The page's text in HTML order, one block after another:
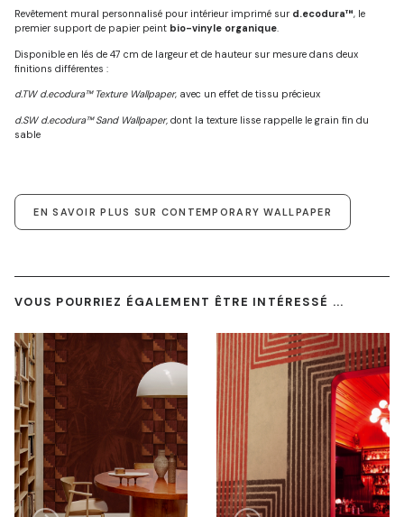
Revêtement mural personnalisé pour intérieur imprimé sur d.ecodura™, le
premier support de papier peint bio-vinyle organique.
Disponible en lés de 47 cm de largeur et de hauteur sur mesure dans deux
finitions différentes :
d.TW d.ecodura™ Texture Wallpaper, avec un effet de tissu précieux
d.SW d.ecodura™ Sand Wallpaper, dont la texture lisse rappelle le grain fin du
sable
EN SAVOIR PLUS SUR CONTEMPORARY WALLPAPER
VOUS POURRIEZ ÉGALEMENT ÊTRE INTÉRESSÉ ...